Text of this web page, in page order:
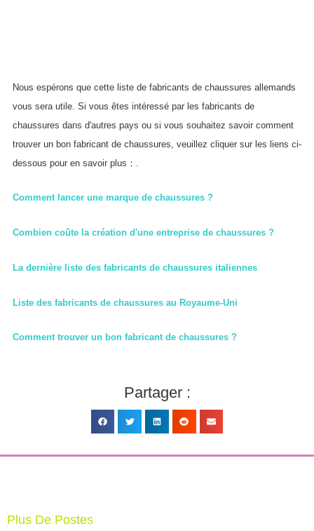
Nous espérons que cette liste de fabricants de chaussures allemands
vous sera utile. Si vous êtes intéressé par les fabricants de
chaussures dans d'autres pays ou si vous souhaitez savoir comment
trouver un bon fabricant de chaussures, veuillez cliquer sur les liens ci-
dessous pour en savoir plus：.
Comment lancer une marque de chaussures ?
Combien coûte la création d'une entreprise de chaussures ?
La dernière liste des fabricants de chaussures italiennes
Liste des fabricants de chaussures au Royaume-Uni
Comment trouver un bon fabricant de chaussures ?
Partager :
Plus De Postes